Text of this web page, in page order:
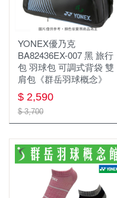
YONEX優乃克
BA82436EX-007 黑 旅行
包 羽球包 可調式背袋 雙
肩包《群岳羽球概念》
$ 2,590
$ 3,700